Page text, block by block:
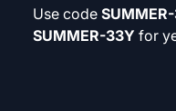
Use code
SUMMER-33Y for